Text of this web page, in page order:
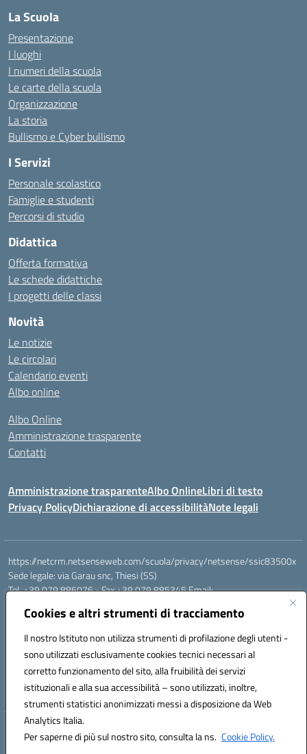
Cookies e altri strumenti di tracciamento
Il nostro Istituto non utilizza strumenti di profilazione degli utenti -
sono utilizzati esclusivamente cookies tecnici necessari al
corretto funzionamento del sito, alla fruibilità dei servizi
istituzionali e alla sua accessibilità – sono utilizzati, inoltre,
strumenti statistici anonimizzati messi a disposizione da Web
Analytics Italia.
Per saperne di più sul nostro sito, consulta la ns. Cookie Policy.
La Scuola
Presentazione
I luoghi
I numeri della scuola
Le carte della scuola
Organizzazione
La storia
Bullismo e Cyber bullismo
I Servizi
Personale scolastico
Famiglie e studenti
Percorsi di studio
Didattica
Offerta formativa
Le schede didattiche
I progetti delle classi
Novità
Le notizie
Le circolari
Calendario eventi
Albo online
Albo Online
Amministrazione trasparente
Contatti
Amministrazione trasparenteAlbo OnlineLibri di testo
Privacy PolicyDichiarazione di accessibilitàNote legali
https://netcrm.netsenseweb.com/scuola/privacy/netsense/ssic83500x
Sede legale: via Garau snc, Thiesi (SS)
Tel. +39 079 886076 - Fax +39 079 885345 Email:
Cod.Mecc. SSIC83500X - Cod.Fisc. 92112710907
IBAN Banco di Sardegna: IT79 V010 1585 0900 0007 0215 378
Codice IBAN IT17B0100004306TU0000032417 Numero conto
TU0000032417
Codice univoco: UFEHBU
Hosting & Powered by 3D Solution S.r.l.
Concept & Design by Designers Italia